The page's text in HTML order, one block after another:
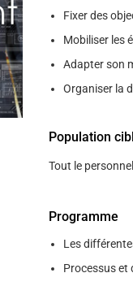
Fixer des
Mobiliser les
Adapter son
Organiser la
Population
Tout le
Programme
Les
Processus et